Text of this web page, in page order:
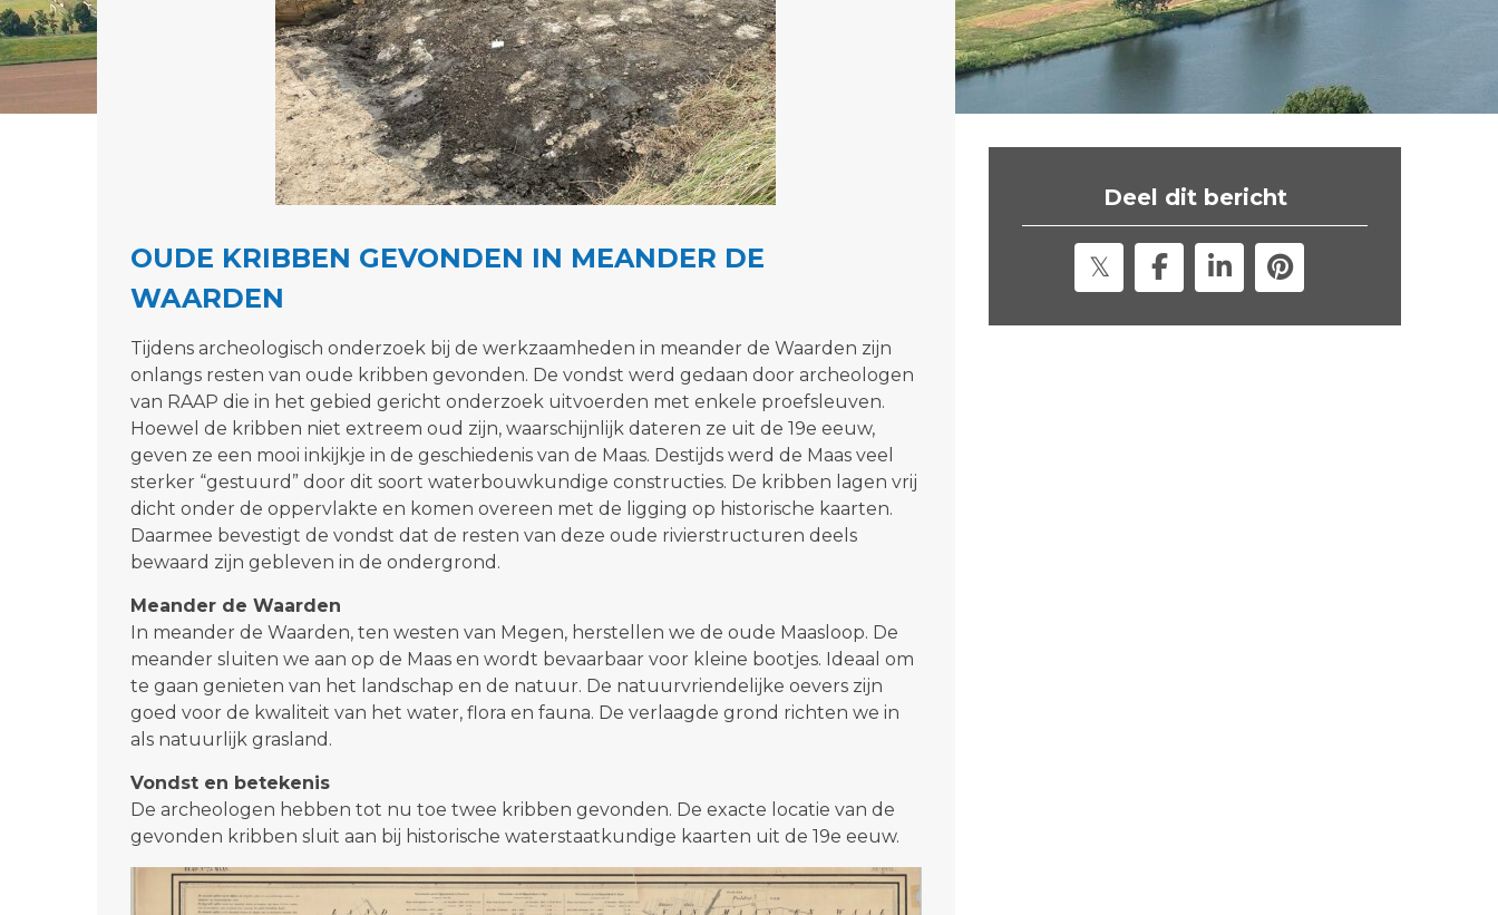
OUDE KRIBBEN GEVONDEN IN MEANDER DE
WAARDEN
Tijdens archeologisch onderzoek bij de werkzaamheden in meander de Waarden zijn
onlangs resten van oude kribben gevonden. De vondst werd gedaan door archeologen
van RAAP die in het gebied gericht onderzoek uitvoerden met enkele proefsleuven.
Hoewel de kribben niet extreem oud zijn, waarschijnlijk dateren ze uit de 19e eeuw,
geven ze een mooi inkijkje in de geschiedenis van de Maas. Destijds werd de Maas veel
sterker “gestuurd” door dit soort waterbouwkundige constructies. De kribben lagen vrij
dicht onder de oppervlakte en komen overeen met de ligging op historische kaarten.
Daarmee bevestigt de vondst dat de resten van deze oude rivierstructuren deels
bewaard zijn gebleven in de ondergrond.
Meander de Waarden
In meander de Waarden, ten westen van Megen, herstellen we de oude Maasloop. De
meander sluiten we aan op de Maas en wordt bevaarbaar voor kleine bootjes. Ideaal om
te gaan genieten van het landschap en de natuur. De natuurvriendelijke oevers zijn
goed voor de kwaliteit van het water, flora en fauna. De verlaagde grond richten we in
als natuurlijk grasland.
Vondst en betekenis
De archeologen hebben tot nu toe twee kribben gevonden. De exacte locatie van de
gevonden kribben sluit aan bij historische waterstaatkundige kaarten uit de 19e eeuw.
Deel dit bericht